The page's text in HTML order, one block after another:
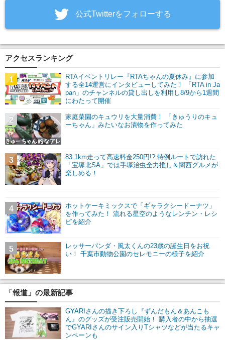
‎公式Twitterをフォローする
アクセスランキング
RTAイベントリレー『RTAちゃんの夏休み』に参加
する全14運営にインタビューしてみた！ 「RTA in Ja
pan」のチャンネルの貸し出しを利用し8/9から1週間
にわたって開催
1
家庭菜園のキュウリを大量消費！ 「きゅうりのキュ
ーちゃん」みたいなお漬物を作ってみた
2
83.1km走って高速料金250円!? 特例ルートで訪れた
「宝塚北SA」では手塚治虫全力推し＆関西グルメが
楽しめる！
3
ホットケーキミックスで「ギャラクシードーナツ」
を作ってみた！ 流れる星空のようなレンチン・レシ
ピを紹介
4
レッサーパンダ・風太くんの23歳の誕生日をお祝
い！ 千葉市動物公園のセレモニーの様子を紹介
5
「報道」の最新記事
GYARIさんの描き下ろし『ずんだもん＆あんこも
ん』のグッズが受注販売開始！ 購入者の中から抽選
でGYARIさんのサイン入りTシャツなどが当たるキャ
ンペーンも